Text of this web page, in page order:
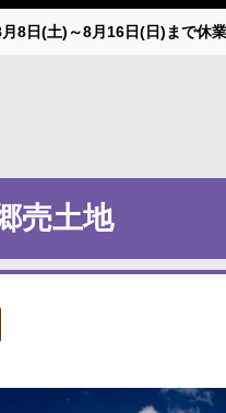
8日(土)～8月16日(日)まで休
売土地